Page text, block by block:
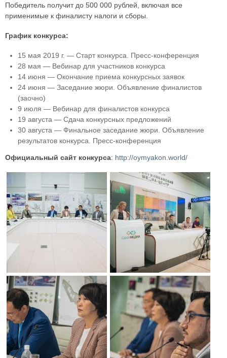
Победитель получит до 500 000 рублей, включая все
применимые к финалисту налоги и сборы.
График конкурса:
15 мая 2019 г. — Старт конкурса. Пресс-конференция
28 мая — Вебинар для участников конкурса
14 июня — Окончание приема конкурсных заявок
24 июня — Заседание жюри. Объявление финалистов
(заочно)
9 июля — Вебинар для финалистов конкурса
19 августа — Сдача конкурсных предложений
30 августа — Финальное заседание жюри. Объявление
результатов конкурса. Пресс-конференция
Официальный сайт конкурса: http://oymyakon.world/